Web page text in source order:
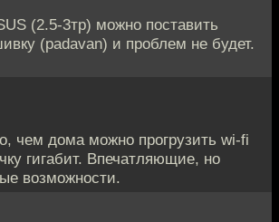
(2.5-3тр) можно поставить
(padavan) и проблем не будет.
чем дома можно прогрузить wi-fi
гигабит. Впечатляющие, но
возможности.